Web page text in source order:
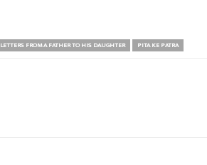
LETTERS FROM A FATHER TO HIS DAUGHTER PITA KE PATRA